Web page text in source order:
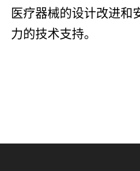
医疗器械的设计改进和
力的技术支持。